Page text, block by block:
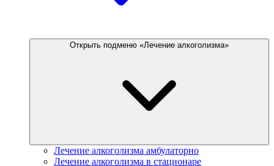
Открыть подменю «Лечение алкоголизма»
Лечение алкоголизма амбулаторно
Лечение алкоголизма в стационаре